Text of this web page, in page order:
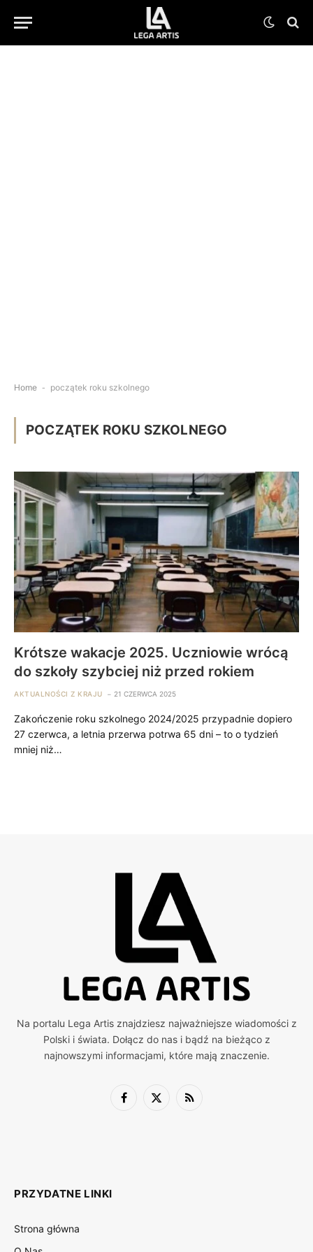
Home - początek roku szkolnego
POCZĄTEK ROKU SZKOLNEGO
Krótsze wakacje 2025. Uczniowie wrócą
do szkoły szybciej niż przed rokiem
AKTUALNOŚCI Z KRAJU 21 CZERWCA 2025
Zakończenie roku szkolnego 2024/2025 przypadnie dopiero
27 czerwca, a letnia przerwa potrwa 65 dni – to o tydzień
mniej niż…
Na portalu Lega Artis znajdziesz najważniejsze wiadomości z
Polski i świata. Dołącz do nas i bądź na bieżąco z
najnowszymi informacjami, które mają znaczenie.
Facebook
X
RSS
PRZYDATNE LINKI
Strona główna